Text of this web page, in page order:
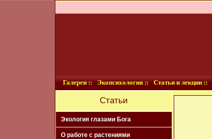
Галереи :: Экопсихология :: Статьи и лекции ::
Статьи
Экология глазами Бога
О работе с растениями